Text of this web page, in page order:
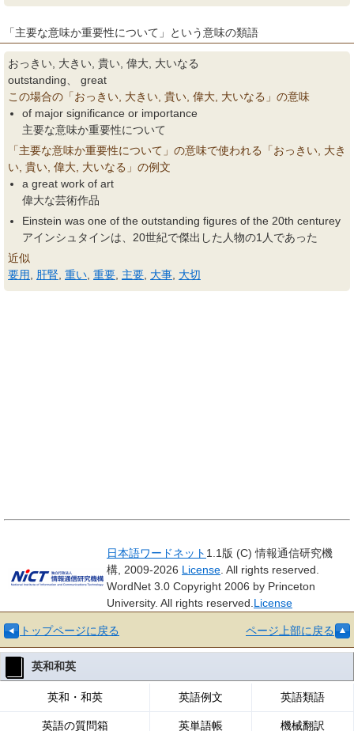
「主要な意味か重要性について」という意味の類語
おっきい, 大きい, 貴い, 偉大, 大いなる
outstanding、 great
この場合の「おっきい, 大きい, 貴い, 偉大, 大いなる」の意味
of major significance or importance
主要な意味か重要性について
「主要な意味か重要性について」の意味で使われる「おっきい, 大き
い, 貴い, 偉大, 大いなる」の例文
a great work of art
偉大な芸術作品
Einstein was one of the outstanding figures of the 20th centurey
アインシュタインは、20世紀で傑出した人物の1人であった
近似
要用
肝腎 重い 重要 主要 大事 大切
日本語ワードネット 1.1版 (C) 情報通信研究機
構, 2009-2026 License . All rights reserved.
WordNet 3.0 Copyright 2006 by Princeton
University. All rights reserved. License
トップページに戻る ページ上部に戻る
英和和英
英和・和英 英語例文 英語類語
英語の質問箱 英単語帳 機械翻訳